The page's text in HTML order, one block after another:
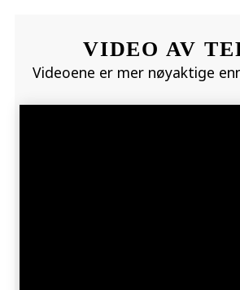
VIDEO AV
Videoene er mer nøyaktige